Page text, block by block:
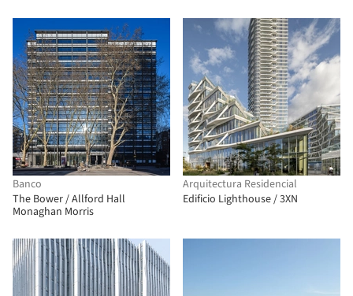
Banco
The Bower / Allford Hall
Monaghan Morris
Arquitectura Residencial
Edificio Lighthouse / 3XN